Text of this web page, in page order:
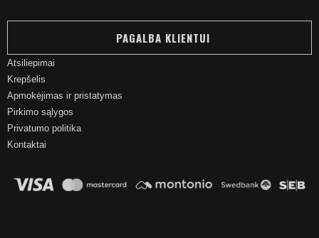
PAGALBA KLIENTUI
Atsiliepimai
Krepšelis
Apmokėjimas ir pristatymas
Pirkimo sąlygos
Privatumo politika
Kontaktai